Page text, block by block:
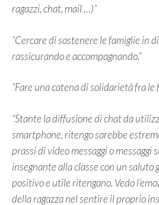
ragazzi, chat, mail …)”
“Cercare di sostenere le famiglie in
rassicurando e accompagnando.”
“Fare una catena di solidarietà fra le
“Stante la diffusione di chat da
smartphone, ritengo sarebbe
prassi di video messaggi o messaggi
insegnante alla classe con un saluto
positivo e utile ritengano. Vedo
della ragazza nel sentire il proprio